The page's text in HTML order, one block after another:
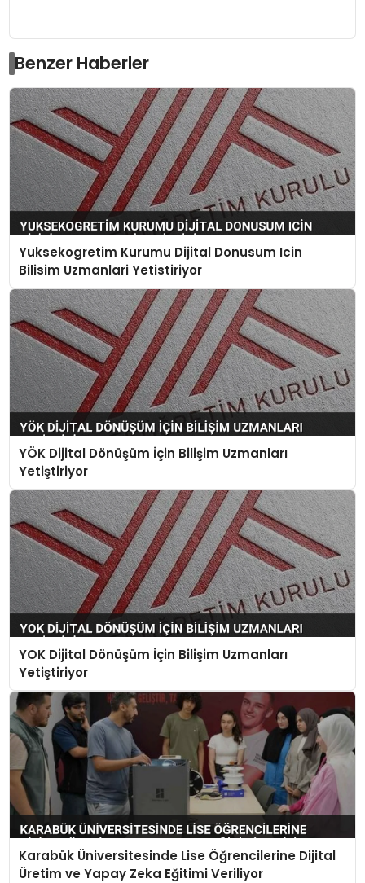
Benzer Haberler
Yuksekogretim Kurumu Dijital Donusum Icin
Bilisim Uzmanlari Yetistiriyor
YÖK Dijital Dönüşüm İçin Bilişim Uzmanları
Yetiştiriyor
YOK Dijital Dönüşüm İçin Bilişim Uzmanları
Yetiştiriyor
Karabük Üniversitesinde Lise Öğrencilerine Dijital
Üretim ve Yapay Zeka Eğitimi Veriliyor